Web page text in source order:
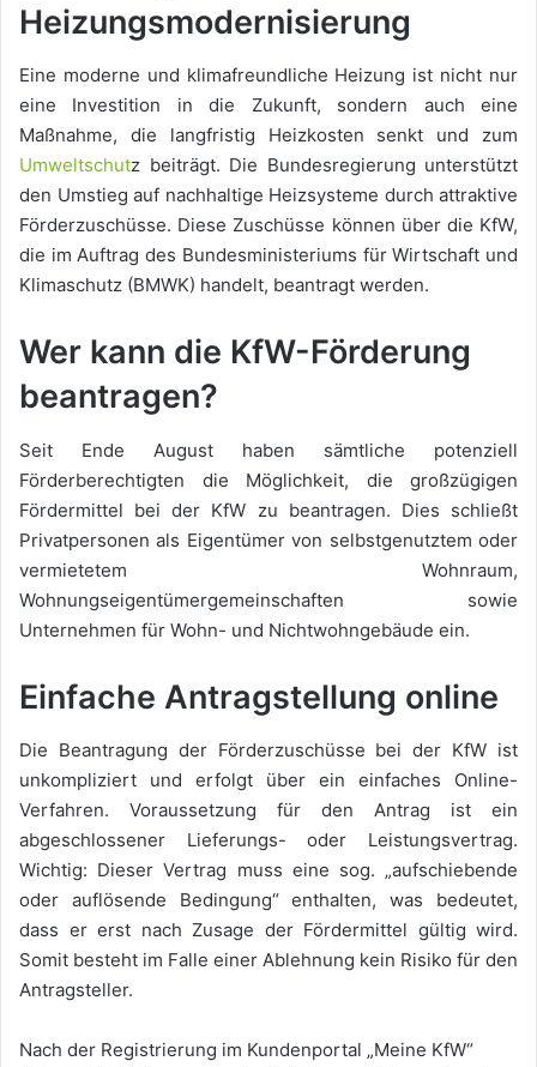
Heizungsmodernisierung
Eine moderne und klimafreundliche Heizung ist nicht nur
eine Investition in die Zukunft, sondern auch eine
Maßnahme, die langfristig Heizkosten senkt und zum
Umweltschutz beiträgt. Die Bundesregierung unterstützt
den Umstieg auf nachhaltige Heizsysteme durch attraktive
Förderzuschüsse. Diese Zuschüsse können über die KfW,
die im Auftrag des Bundesministeriums für Wirtschaft und
Klimaschutz (BMWK) handelt, beantragt werden.
Wer kann die KfW-Förderung
beantragen?
Seit Ende August haben sämtliche potenziell
Förderberechtigten die Möglichkeit, die großzügigen
Fördermittel bei der KfW zu beantragen. Dies schließt
Privatpersonen als Eigentümer von selbstgenutztem oder
vermietetem Wohnraum,
Wohnungseigentümergemeinschaften sowie
Unternehmen für Wohn- und Nichtwohngebäude ein.
Einfache Antragstellung online
Die Beantragung der Förderzuschüsse bei der KfW ist
unkompliziert und erfolgt über ein einfaches Online-
Verfahren. Voraussetzung für den Antrag ist ein
abgeschlossener Lieferungs- oder Leistungsvertrag.
Wichtig: Dieser Vertrag muss eine sog. „aufschiebende
oder auflösende Bedingung“ enthalten, was bedeutet,
dass er erst nach Zusage der Fördermittel gültig wird.
Somit besteht im Falle einer Ablehnung kein Risiko für den
Antragsteller.
Nach der Registrierung im Kundenportal „Meine KfW“